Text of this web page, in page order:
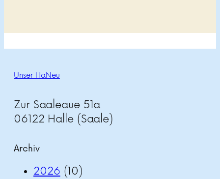
Unser HaNeu
Zur Saaleaue 51a
06122 Halle (Saale)
Archiv
2026 (10)